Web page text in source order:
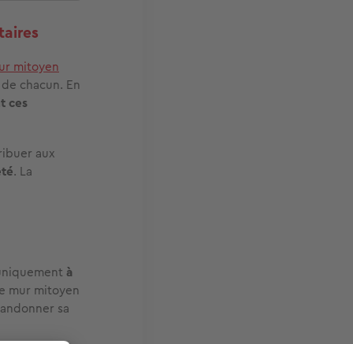
mitoyen
chacun. En
ces
aux
. La
à
mur mitoyen
sa